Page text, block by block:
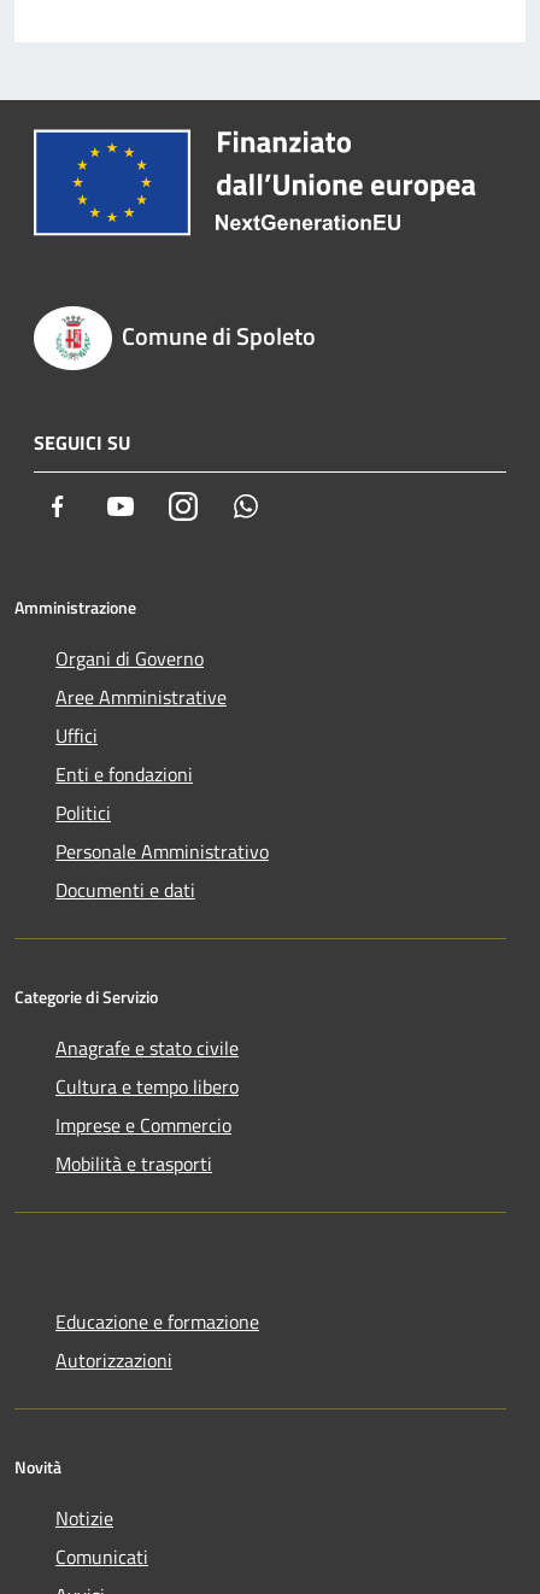
Comune di Spoleto
SEGUICI SU
Facebook YoutubeInstagram
Amministrazione
Organi di Governo
Aree Amministrative
Uffici
Enti e fondazioni
Politici
Personale Amministrativo
Documenti e dati
Categorie di Servizio
Anagrafe e stato civile
Cultura e tempo libero
Imprese e Commercio
Mobilità e trasporti
Educazione e formazione
Autorizzazioni
Novità
Notizie
Comunicati